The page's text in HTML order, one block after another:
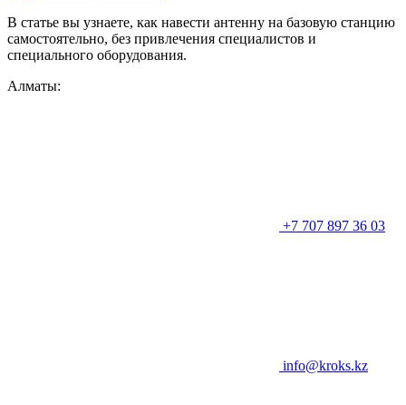
В статье вы узнаете, как навести антенну на базовую станцию
самостоятельно, без привлечения специалистов и
специального оборудования.
Алматы:
+7 707 897 36 03
info@kroks.kz